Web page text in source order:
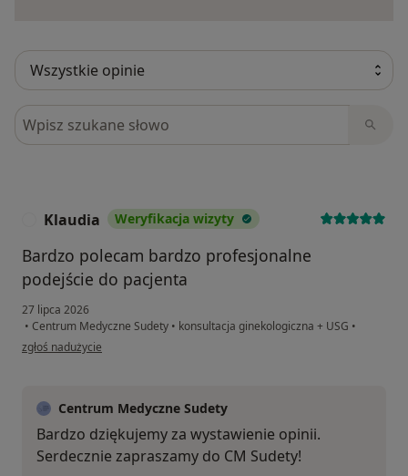
Szukaj w opiniach
Klaudia Weryfikacja wizyty
Bardzo polecam bardzo profesjonalne
podejście do pacjenta
27 lipca 2026
• Centrum Medyczne Sudety • konsultacja ginekologiczna + USG •
w opinii użytkownika Klaudia
zgłoś nadużycie
Centrum Medyczne Sudety
Bardzo dziękujemy za wystawienie opinii.
Serdecznie zapraszamy do CM Sudety!